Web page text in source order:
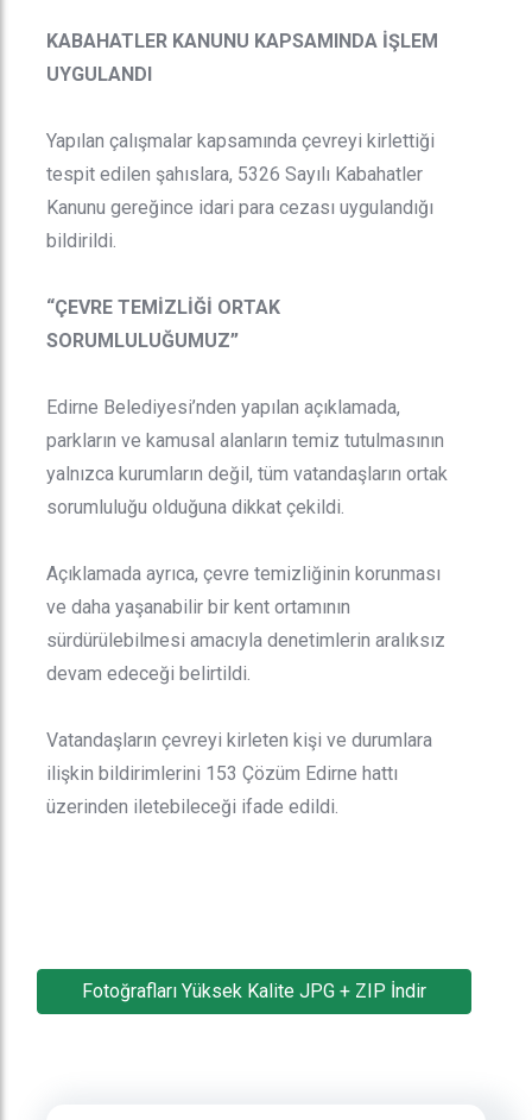
KABAHATLER KANUNU KAPSAMINDA İŞLEM
UYGULANDI
Yapılan çalışmalar kapsamında çevreyi kirlettiği
tespit edilen şahıslara, 5326 Sayılı Kabahatler
Kanunu gereğince idari para cezası uygulandığı
bildirildi.
“ÇEVRE TEMİZLİĞİ ORTAK
SORUMLULUĞUMUZ”
Edirne Belediyesi’nden yapılan açıklamada,
parkların ve kamusal alanların temiz tutulmasının
yalnızca kurumların değil, tüm vatandaşların ortak
sorumluluğu olduğuna dikkat çekildi.
Açıklamada ayrıca, çevre temizliğinin korunması
ve daha yaşanabilir bir kent ortamının
sürdürülebilmesi amacıyla denetimlerin aralıksız
devam edeceği belirtildi.
Vatandaşların çevreyi kirleten kişi ve durumlara
ilişkin bildirimlerini 153 Çözüm Edirne hattı
üzerinden iletebileceği ifade edildi.
Fotoğrafları Yüksek Kalite JPG + ZIP İndir